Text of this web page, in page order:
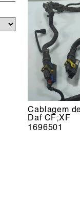
Cablagem
Daf CF;XF
1696501